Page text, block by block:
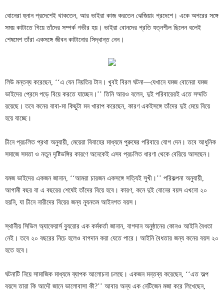
বোনেরা হুনান প্রদেশেই থাকতেন, আর ভাইরা কাজ করতেন ঝেজিয়াং প্রদেশে। একে অপরের সঙ্গে
সময় কাটাতে গিয়ে তাঁদের সম্পর্ক গভীর হয়। ভাইরা বোনদের প্রতি যত্নশীল ছিলেন বলেই
শেষমেশ তাঁরা একসঙ্গে জীবন কাটানোর সিদ্ধান্ত নেন।
লিউ মন্তব্য করেছেন, ‘‘এ যেন নিয়তির টান। খুবই বিরল ঘটনা—যেখানে যমজ বোনেরা যমজ
ভাইদের প্রেমে পড়ে বিয়ে করতে যাচ্ছেন।’’ তিনি আরও বলেন, দুই পরিবারেরই এতে সম্মতি
রয়েছে। তবে কনের বাবা-মা কিছুটা মন খারাপ করেছেন, কারণ একইসঙ্গে তাঁদের দুই মেয়ে বিয়ে
হয়ে যাচ্ছে।
চীনে প্রচলিত প্রথা অনুযায়ী, মেয়েরা বিবাহের মাধ্যমে পুরুষের পরিবারে যোগ দেন। তবে আধুনিক
সমাজে সমতা ও নতুন দৃষ্টিভঙ্গির কারণে অনেকেই এসব প্রচলিত ধারণা থেকে বেরিয়ে আসছেন।
যমজ ভাইদের একজন জানান, ‘‘আমরা চারজন একসঙ্গে সত্যিই সুখী।’’ পরিকল্পনা অনুযায়ী,
আগামী বছর বা এ বছরের শেষেই তাঁদের বিয়ে হবে। কারণ, কনে দুই বোনের বয়স এখনো ২০
হয়নি, যা চীনে নারীদের বিয়ের জন্য ন্যূনতম আইনগত বয়স।
স্থানীয় সিভিল অ্যাফেয়ার্স ব্যুরোর এক কর্মকর্তা জানান, বাগদান অনুষ্ঠানের কোনও আইনি বৈধতা
নেই। তবে ২০ বছরের নিচে হলেও বাগদান করা যেতে পারে। আইনি বৈধতার জন্য কনের বয়স ২০
হতে হবে।
ঘটনাটি নিয়ে সামাজিক মাধ্যমে ব্যাপক আলোচনা চলছে। একজন মন্তব্য করেছেন, ‘‘এত অল্প
বয়সে তারা কি আদৌ জানে ভালোবাসা কী?’’ আবার অন্য এক নেটিজেন মজা করে লিখেছেন,